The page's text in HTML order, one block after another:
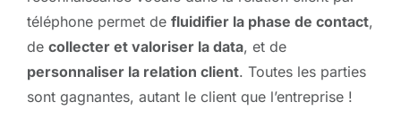
téléphone permet de fluidifier la phase de contact,
de collecter et valoriser la data, et de
personnaliser la relation client. Toutes les parties
sont gagnantes, autant le client que l’entreprise !